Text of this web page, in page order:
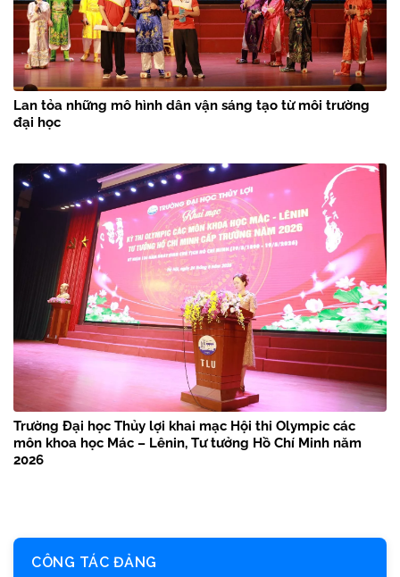
Lan tỏa những mô hình dân vận sáng tạo từ môi trường
đại học
Trường Đại học Thủy lợi khai mạc Hội thi Olympic các
môn khoa học Mác – Lênin, Tư tưởng Hồ Chí Minh năm
2026
CÔNG TÁC ĐẢNG